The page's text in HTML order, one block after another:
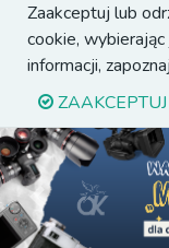
Zaakceptuj lub
cookie,
informacji,
Previous